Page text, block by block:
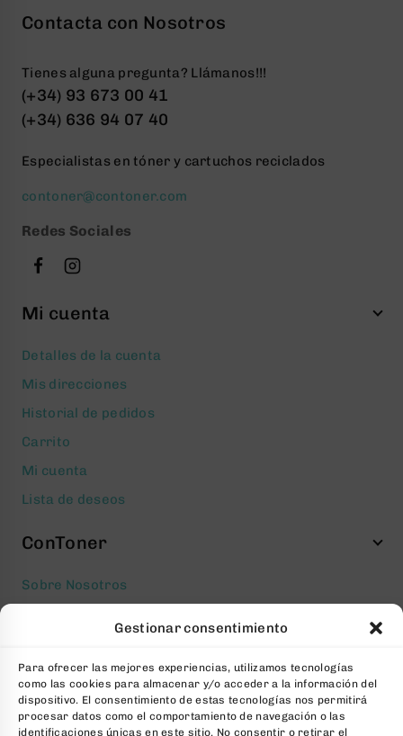
Gestionar consentimiento
Para ofrecer las mejores experiencias, utilizamos tecnologías
como las cookies para almacenar y/o acceder a la información del
dispositivo. El consentimiento de estas tecnologías nos permitirá
procesar datos como el comportamiento de navegación o las
identificaciones únicas en este sitio. No consentir o retirar el
Contacta con Nosotros
Tienes alguna pregunta? Llámanos!!!
(+34) 93 673 00 41
(+34) 636 94 07 40
Especialistas en tóner y cartuchos reciclados
contoner@contoner.com
Redes Sociales
Mi cuenta
Detalles de la cuenta
Mis direcciones
Historial de pedidos
Carrito
Mi cuenta
Lista de deseos
ConToner
Sobre Nosotros
Política de cookies
Condiciones generales Contratación
Contacto